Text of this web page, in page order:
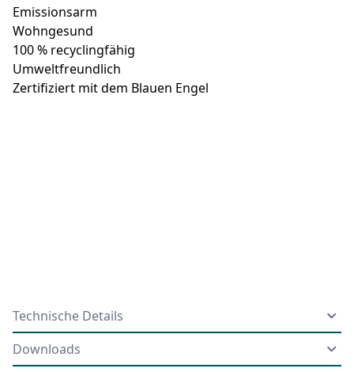
Emissionsarm
Wohngesund
100 % recyclingfähig
Umweltfreundlich
Zertifiziert mit dem Blauen Engel
Technische Details
Downloads